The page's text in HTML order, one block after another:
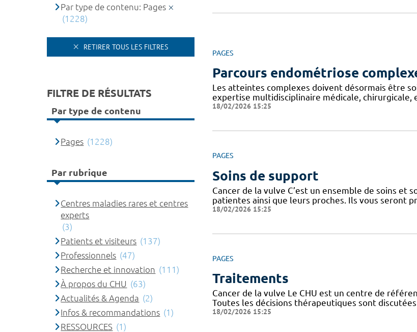
PAGES
Parcours endométriose
Les atteintes complexes doivent désormais être
expertise multidisciplinaire médicale,
18/02/2026 15:25
PAGES
Soins de support
Cancer de la vulve C’est un ensemble de soins
patientes ainsi que leurs proches. Ils vous seront
18/02/2026 15:25
PAGES
Traitements
Cancer de la vulve Le CHU est un centre de
Toutes les décisions thérapeutiques sont
18/02/2026 15:25
Par type de contenu: Pages
(1228)
RETIRER TOUS LES FILTRES
FILTRE DE RÉSULTATS
Par type de contenu
Pages (1228)
Par rubrique
Centres maladies rares et centres
experts
(3)
Patients et visiteurs (137)
Professionnels (47)
Recherche et innovation (111)
À propos du CHU (63)
Actualités & Agenda (2)
Infos & recommandations (1)
RESSOURCES (1)